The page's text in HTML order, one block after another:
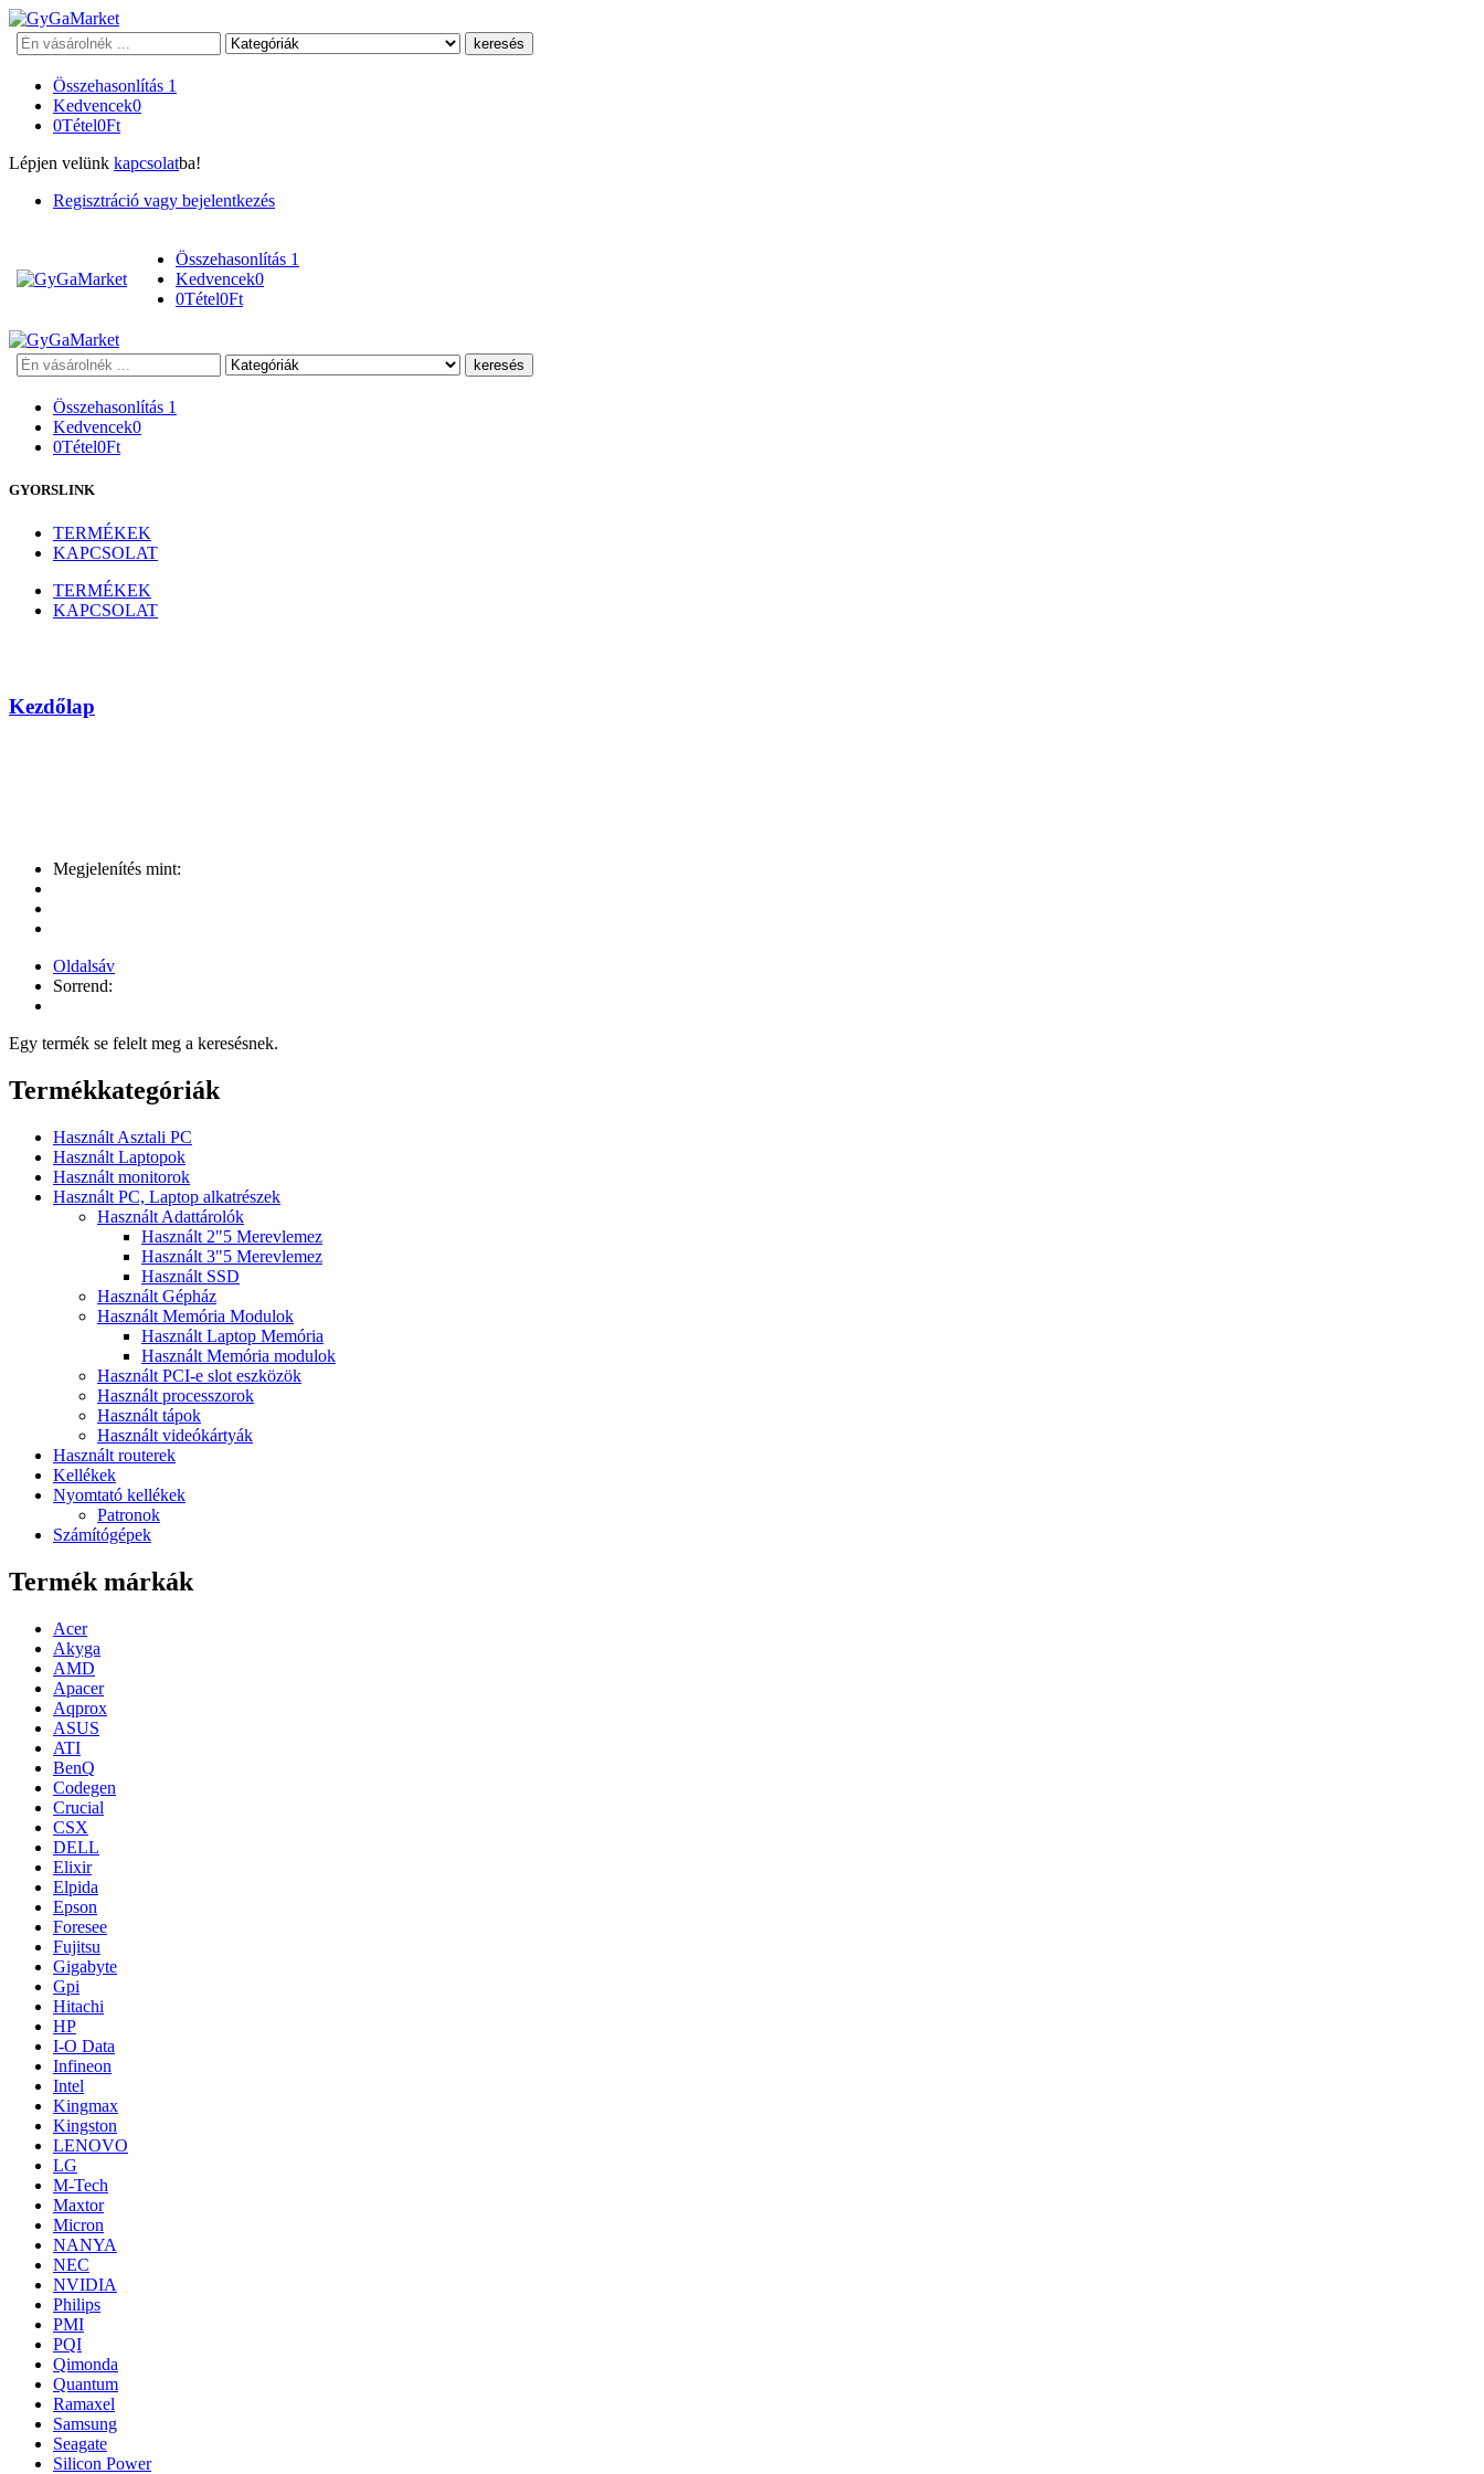
Keresés
Összehasonlítás 1
Kedvencek0
0Tétel0Ft
Lépjen velünk kapcsolatba!
Regisztráció vagy bejelentkezés
Összehasonlítás 1
Kedvencek0
0Tétel0Ft
Keresés
Összehasonlítás 1
Kedvencek0
0Tétel0Ft
GYORSLINK
TERMÉKEK
KAPCSOLAT
TERMÉKEK
KAPCSOLAT
Kezdőlap
Megjelenítés mint:
Oldalsáv
Sorrend:
Egy termék se felelt meg a keresésnek.
Termékkategóriák
Használt Asztali PC
Használt Laptopok
Használt monitorok
Használt PC, Laptop alkatrészek
Használt Adattárolók
Használt 2"5 Merevlemez
Használt 3"5 Merevlemez
Használt SSD
Használt Gépház
Használt Memória Modulok
Használt Laptop Memória
Használt Memória modulok
Használt PCI-e slot eszközök
Használt processzorok
Használt tápok
Használt videókártyák
Használt routerek
Kellékek
Nyomtató kellékek
Patronok
Számítógépek
Termék márkák
Acer
Akyga
AMD
Apacer
Aqprox
ASUS
ATI
BenQ
Codegen
Crucial
CSX
DELL
Elixir
Elpida
Epson
Foresee
Fujitsu
Gigabyte
Gpi
Hitachi
HP
I-O Data
Infineon
Intel
Kingmax
Kingston
LENOVO
LG
M-Tech
Maxtor
Micron
NANYA
NEC
NVIDIA
Philips
PMI
PQI
Qimonda
Quantum
Ramaxel
Samsung
Seagate
Silicon Power